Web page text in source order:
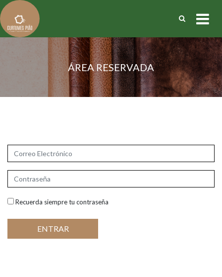
ÁREA RESERVADA
Recuerda siempre tu contraseña
ENTRAR